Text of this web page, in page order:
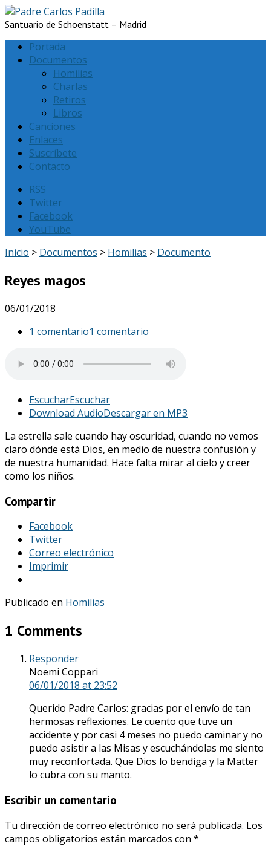
Santuario de Schoenstatt – Madrid
Portada
Documentos
Homilias
Charlas
Retiros
Libros
Canciones
Enlaces
Suscríbete
Contacto
RSS
Twitter
Facebook
YouTube
Inicio > Documentos > Homilias > Documento
Reyes magos
06/01/2018
1 comentario1 comentario
EscucharEscuchar
Download AudioDescargar en MP3
La estrella sale cuando hay oscuridad, cuando no vemos
claro dónde está Dios, en medio de nuestra confusión y
de nuestra humanidad. Hace falta mirar al cielo y creer
como los niños.
Compartir
Facebook
Twitter
Correo electrónico
Imprimir
Publicado en Homilias
1 Comments
Responder
Noemi Coppari
06/01/2018 at 23:52
Querido Padre Carlos: gracias por el envío de tan
hermosas reflexiones. Le cuento que tuve un
accidente y por casi 4 meses no puedo caminar y no
puedo asistir a las Misas y escuchándolas me siento
muy reconfortada. Que Dios lo bendiga y la Matter
lo cubra con su manto.
Escribir un comentario
Tu dirección de correo electrónico no será publicada. Los
campos obligatorios están marcados con *